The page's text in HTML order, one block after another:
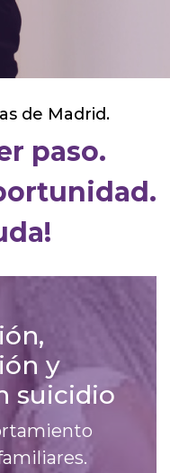
de Madrid.
paso.
y
suicidio